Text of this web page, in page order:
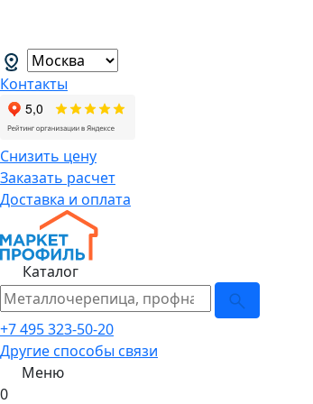
Контакты
Снизить цену
Заказать расчет
Доставка и оплата
Каталог
+7 495 323-50-20
Другие способы связи
Меню
0